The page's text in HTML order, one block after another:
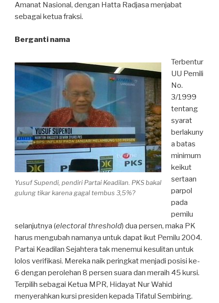
Amanat Nasional, dengan Hatta Radjasa menjabat
sebagai ketua fraksi.
Berganti nama
Yusuf Supendi, pendiri Partai Keadilan. PKS bakal
gulung tikar karena gagal tembus 3,5%?
Terbentur
UU Pemili
No.
3/1999
tentang
syarat
berlakuny
a batas
minimum
keikut
sertaan
parpol
pada
pemilu
selanjutnya (electoral threshold) dua persen, maka PK
harus mengubah namanya untuk dapat ikut Pemilu 2004.
Partai Keadilan Sejahtera tak menemui kesulitan untuk
lolos verifikasi. Mereka naik peringkat menjadi posisi ke-
6 dengan perolehan 8 persen suara dan meraih 45 kursi.
Terpilih sebagai Ketua MPR, Hidayat Nur Wahid
menyerahkan kursi presiden kepada Tifatul Sembiring.